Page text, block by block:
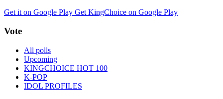
Get it on Google Play Get KingChoice on Google Play
Vote
All polls
Upcoming
KINGCHOICE HOT 100
K-POP
IDOL PROFILES